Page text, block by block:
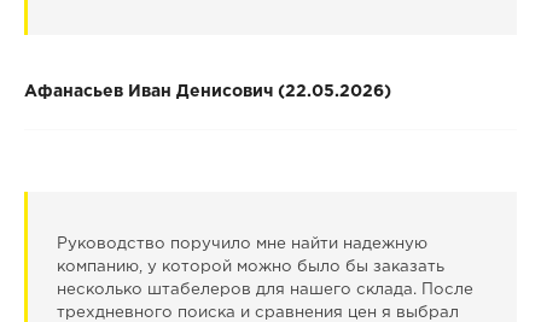
Афанасьев Иван Денисович (22.05.2026)
Руководство поручило мне найти надежную
компанию, у которой можно было бы заказать
несколько штабелеров для нашего склада. После
трехдневного поиска и сравнения цен я выбрал